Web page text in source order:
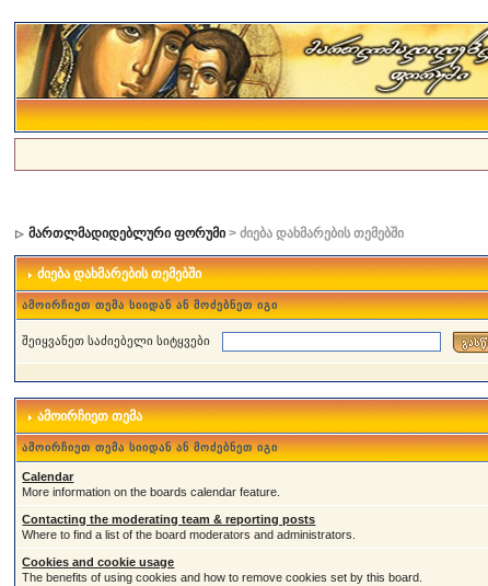
მართლმადიდებლური ფორუმი > ძიება დახმარების თემებში
ძიება დახმარების თემებში
ამოირჩიეთ თემა სიიდან ან მოძებნეთ იგი
შეიყვანეთ საძიებელი სიტყვები
ამოირჩიეთ თემა
ამოირჩიეთ თემა სიიდან ან მოძებნეთ იგი
Calendar
More information on the boards calendar feature.
Contacting the moderating team & reporting posts
Where to find a list of the board moderators and administrators.
Cookies and cookie usage
The benefits of using cookies and how to remove cookies set by this board.